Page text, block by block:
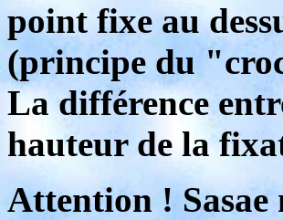
point fixe au
(principe du
La différence
hauteur de la
Attention ! Sasae